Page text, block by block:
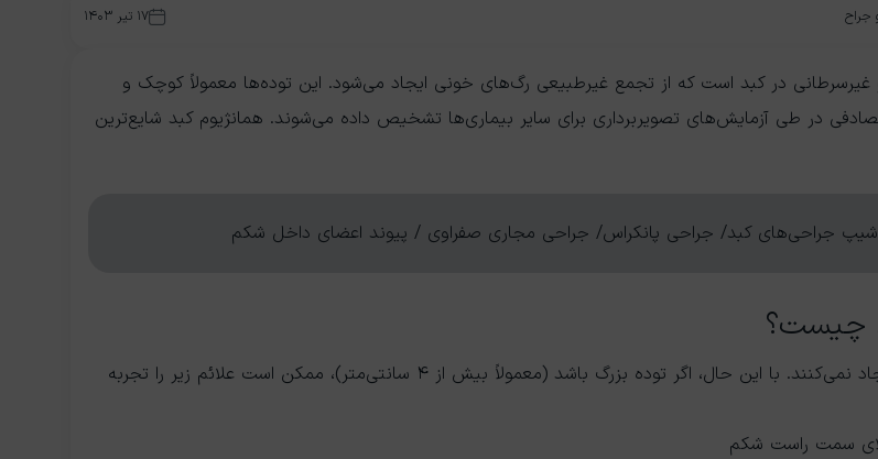
جراح ۱۷ تیر ۱۴۰۳
در کبد است که از تجمع غیرطبیعی رگ‌های خونی ایجاد می‌شود. این توده‌ها معمولاً کوچک و
در طی آزمایش‌های تصویربرداری برای سایر بیماری‌ها تشخیص داده می‌شوند. همانژیوم کبد شایع‌ترین
جراحی‌های کبد/ جراحی پانکراس/ جراحی مجاری صفراوی / پیوند اعضای داخل شکم
چیست؟
اکثر همانژیوم‌ها هیچ علامتی ایجاد نمی‌کنند. با این حال، اگر توده بزرگ باشد (معمولاً بیش از ۴ سانتی‌متر)، ممکن است علائم زیر را تجربه
سمت راست شکم